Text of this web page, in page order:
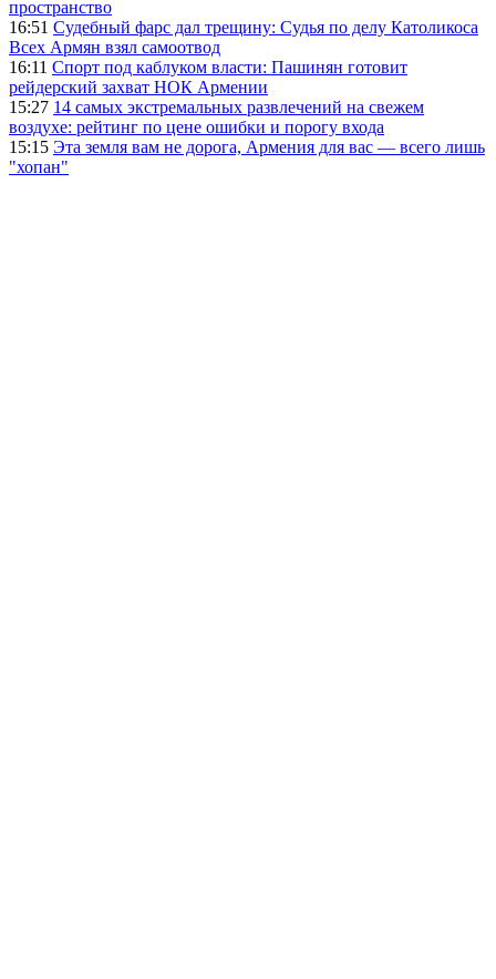
пространство
16:51 Судебный фарс дал трещину: Судья по делу Католикоса
Всех Армян взял самоотвод
16:11 Спорт под каблуком власти: Пашинян готовит
рейдерский захват НОК Армении
15:27 14 самых экстремальных развлечений на свежем
воздухе: рейтинг по цене ошибки и порогу входа
15:15 Эта земля вам не дорога, Армения для вас — всего лишь
"хопан"